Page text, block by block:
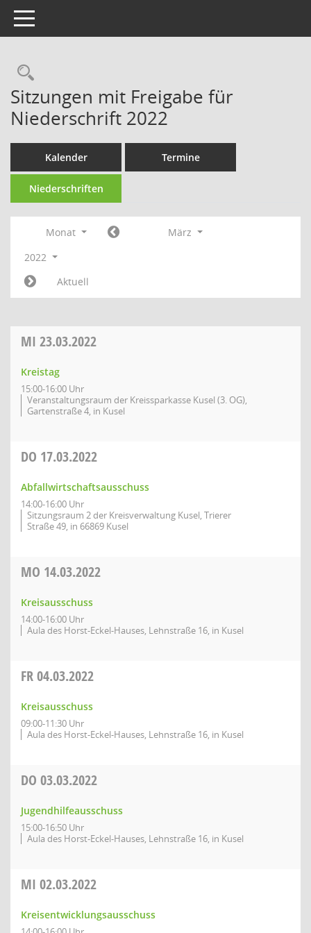
Toggle navigation
Rechercheauswahl
Sitzungen mit Freigabe für
Niederschrift 2022
Kalender Termine
Niederschriften
Monat
März
2022
Aktuell
MI 23.03.2022
Kreistag
15:00-16:00 Uhr
Veranstaltungsraum der Kreissparkasse Kusel (3. OG),
Gartenstraße 4, in Kusel
DO 17.03.2022
Abfallwirtschaftsausschuss
14:00-16:00 Uhr
Sitzungsraum 2 der Kreisverwaltung Kusel, Trierer
Straße 49, in 66869 Kusel
MO 14.03.2022
Kreisausschuss
14:00-16:00 Uhr
Aula des Horst-Eckel-Hauses, Lehnstraße 16, in Kusel
FR04.03.2022
Kreisausschuss
09:00-11:30 Uhr
Aula des Horst-Eckel-Hauses, Lehnstraße 16, in Kusel
DO 03.03.2022
Jugendhilfeausschuss
15:00-16:50 Uhr
Aula des Horst-Eckel-Hauses, Lehnstraße 16, in Kusel
MI 02.03.2022
Kreisentwicklungsausschuss